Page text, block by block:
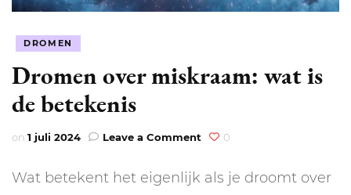
DROMEN
Dromen over miskraam: wat is
de betekenis
on 1 juli 2024 Leave a Comment on
miskraam:
0
Wat betekent het eigenlijk als je droomt over